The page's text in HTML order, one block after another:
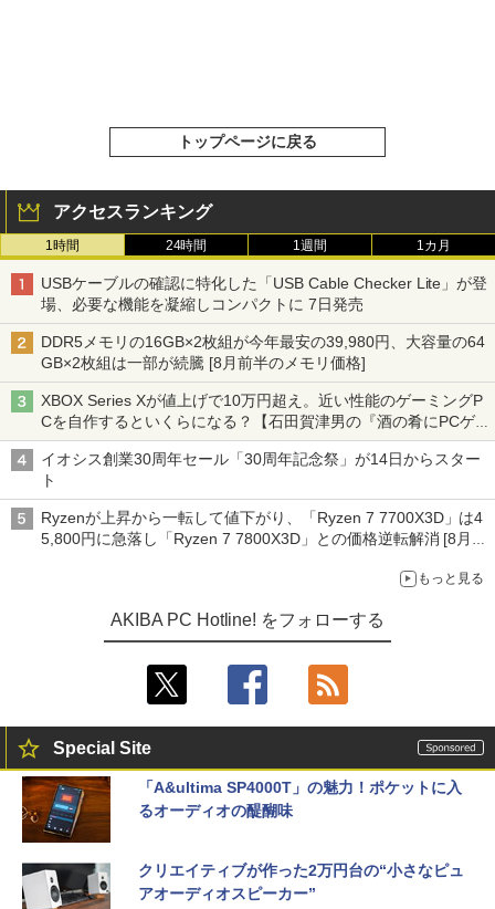
トップページに戻る
アクセスランキング
1時間 24時間 1週間 1カ月
USBケーブルの確認に特化した「USB Cable Checker Lite」が登
場、必要な機能を凝縮しコンパクトに 7日発売
DDR5メモリの16GB×2枚組が今年最安の39,980円、大容量の64
GB×2枚組は一部が続騰 [8月前半のメモリ価格]
XBOX Series Xが値上げで10万円超え。近い性能のゲーミングP
Cを自作するといくらになる？【石田賀津男の『酒の肴にPCゲ
ーム』】
イオシス創業30周年セール「30周年記念祭」が14日からスター
ト
Ryzenが上昇から一転して値下がり、「Ryzen 7 7700X3D」は4
5,800円に急落し「Ryzen 7 7800X3D」との価格逆転解消 [8月前
もっと見る
AKIBA PC Hotline! をフォローする
Special Site
「A&ultima SP4000T」の魅力！ポケットに入
るオーディオの醍醐味
クリエイティブが作った2万円台の“小さなピュ
アオーディオスピーカー”